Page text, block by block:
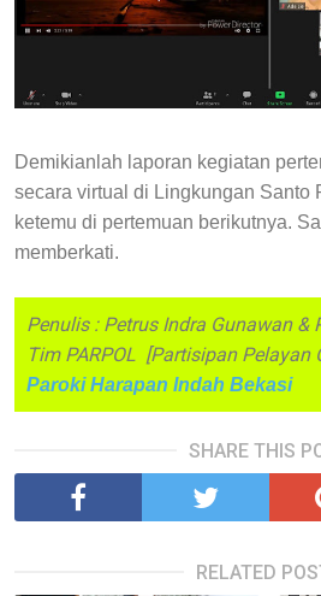
Demikianlah laporan kegiatan
secara virtual di Lingkungan Santo
ketemu di pertemuan berikutnya.
memberkati.
Penulis : Petrus Indra Gunawan &
Tim PARPOL [Partisipan Pelayan
Paroki Harapan Indah Bekasi
SHARE THIS
RELATED